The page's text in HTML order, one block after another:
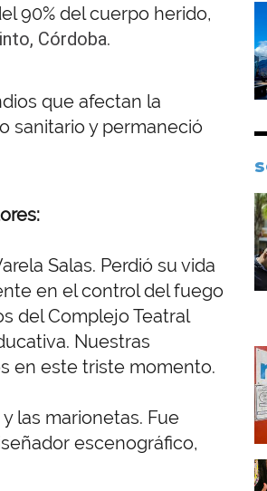
90% del cuerpo herido,
Córdoba.
que afectan la
sanitario y permaneció
Salas. Perdió su vida
en el control del fuego
del Complejo Teatral
Nuestras
en este triste momento.
las marionetas. Fue
escenográfico,